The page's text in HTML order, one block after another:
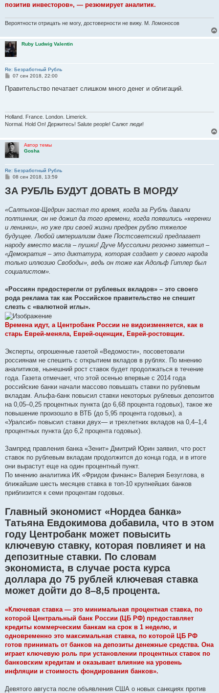
позитив инвесторов», — резюмирует аналитик.
Вероятности отрицать не могу, достоверности не вижу. М. Ломоносов
Ruby Ludwig Valentin
Re: Безработный Рубль
С
о
и
е
07 сен 2018, 22:00
Правительство печатает слишком много денег и облигаций.
Holland. France. London. Limerick.
Normal. Hold On! Держитесь! Salute people! Салют люди!
Автор темы
Gosha
Re: Безработный Рубль
С
о
б
е
н
и
08 сен 2018, 13:59
ЗА РУБЛЬ БУДУТ ДОВАТЬ В МОРДУ
«Салтыков-Щедрин застал то время, когда за Рубль давали
полтинник, он не дожил да того времени, когда появились «керенки
и ленинки», но уже при своей жизни предрек рублю тяжелое
будущее. Любой империализм даже Постсоветский предлагает
народу вместо масла – пушки! Дуче Муссолини резонно заметил –
«Демократия – это диктатура, которая создает у своего народа
только иллюзию Свободы», ведь он тоже как Адольф Гитлер был
социалистом».
«Россиян предостерегли от рублевых вкладов» – это своего
рода реклама так как Российское правительство не спешит
слезть с «валютной иглы».
Времена идут, а Центробанк России не видоизменяется, как в
старь Еврей-меняла, Еврей-оценщик, Еврей-ростовщик.
Эксперты, опрошенные газетой «Ведомости», посоветовали
россиянам не спешить с открытием вкладов в рублях. По мнению
аналитиков, нынешний рост ставок будет продолжаться в течение
года. Газета отмечает, что этой осенью впервые с 2014 года
российские банки начали массово повышать ставки по рублевым
вкладам. Альфа-банк повысил ставки некоторых рублевых депозитов
на 0,05–0,25 процентных пункта (до 6,68 процента годовых), такое же
повышение произошло в ВТБ (до 5,95 процента годовых), а
«Уралсиб» повысил ставки двух— и трехлетних вкладов на 0,4–1,4
процентных пункта (до 6,2 процента годовых).
Зампред правления банка «Зенит» Дмитрий Юрин заявил, что рост
ставок по рублевым вкладам продолжится до конца года, и в итоге
они вырастут еще на один процентный пункт.
По мнению аналитика ИК «Фридом финанс» Валерия Безуглова, в
ближайшие шесть месяцев ставка в топ-10 крупнейших банков
приблизится к семи процентам годовых.
Главный экономист «Нордеа банка»
Татьяна Евдокимова добавила, что в этом
году Центробанк может повысить
ключевую ставку, которая повлияет и на
депозитные ставки. По словам
экономиста, в случае роста курса
доллара до 75 рублей ключевая ставка
может дойти до 8–8,5 процента.
«Ключевая ставка — это минимальная процентная ставка, по
которой Центральный банк России (ЦБ РФ) предоставляет
кредиты коммерческим банкам на срок в 1 неделю, и
одновременно это максимальная ставка, по которой ЦБ РФ
готов принимать от банков на депозиты денежные средства. Она
играет ключевую роль при установлении процентных ставок по
банковским кредитам и оказывает влияние на уровень
инфляции и стоимость фондирования банков».
Девятого августа после объявления США о новых санкциях против